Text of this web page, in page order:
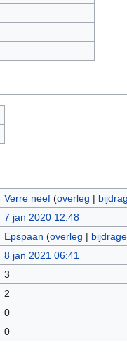
Verre neef (overleg |
7 jan 2020 12:48
Epspaan (overleg |
8 jan 2021 06:41
3
2
0
0